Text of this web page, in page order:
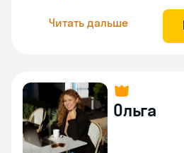
Читать дальше
Ольга